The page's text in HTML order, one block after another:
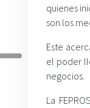
quienes
son los
Este
el poder
negocios.
La